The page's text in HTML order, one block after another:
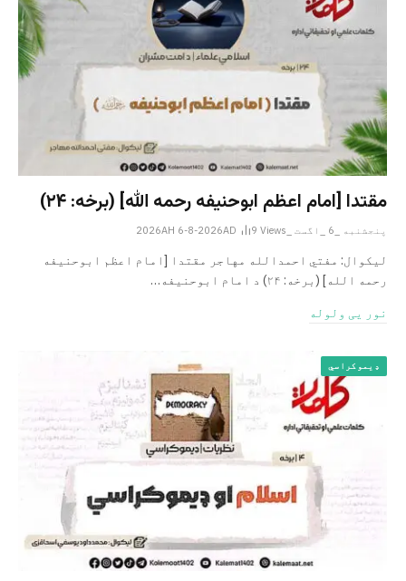
مقتدا [امام اعظم ابوحنیفه رحمه الله‎] (برخه: ۲۴)
پنجشنبه _6 _اگست _2026AH 6-8-2026AD 9 Views
لیکوال: مفتي احمدالله مهاجر مقتدا [امام اعظم ابوحنیفه
رحمه الله‎] (برخه: ۲۴) د امام ابوحنيفه…
نور یی ولوله
ډیموکراسي